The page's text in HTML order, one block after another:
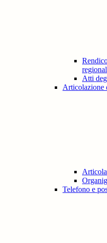
Atti
Articolazione
Telefono e